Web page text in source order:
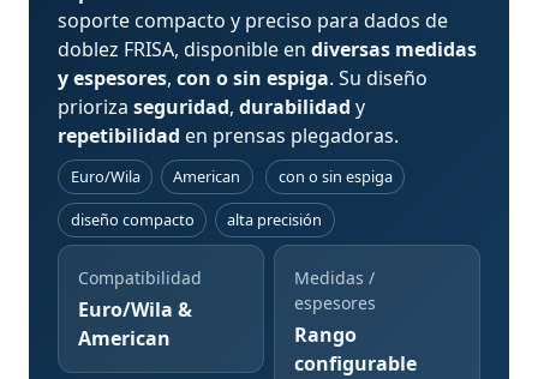
soporte compacto y preciso para dados de
doblez FRISA, disponible en diversas medidas
y espesores, con o sin espiga. Su diseño
prioriza seguridad, durabilidad y
repetibilidad en prensas plegadoras.
Euro/Wila American
con o sin espiga
diseño compacto
alta precisión
Compatibilidad
Euro/Wila &
American
Medidas /
espesores
Rango
configurable